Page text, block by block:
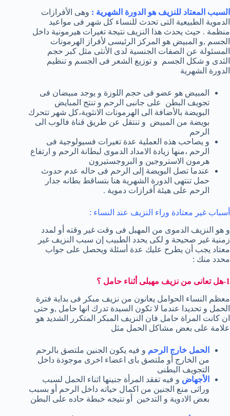
السبب المعتاد للنزيف هو الدورة الشهرية : وهى الأفرازات
الدموية الطبيعية التى تحدث للنساء كل شهر فى مواعيد
منظمة . حيث يحدث هذا النزيف نتيجة تغيرات هيرمونية داخل
الجسم ,و المبيض هو المركز الرئيسى لأفراز الهرمونات
المسئولة عن الصفات الجنسية لدى الأنثى مثل كبر حجم
الثدى و شكل الجسم و توزيع الشعر فى الجسم و تنظيم
الدورة الشهرية
المبيض هو عضو فى حجم اللوزة و يوجد مبيضان فى
تجويف البطن على جانبى الرحم و تنتج المبايض
البويضة بالأضافة الى الهرمونات الانثوية،كل شهر تتحرك
بويضة من المبيض و تنتقل عن طريق قناة فالوب الى
الرحم
و يصاحب هذه العملية عدة تغيرات فسيولوجية فى
الرحم ،منها زيادة الامداد الدموى لبطانة الرحم و ارتفاع
هرمون الاستروجين و البروجستيرون
عندما تصل البويضة إلى الرحم فى حاله عدم حدوث
حمل تنتهى الدورة الشهرية هنا بتساقط بطانه جدار
الرحم على هيئة أفرازات دموية .
أسباب غير معتادة وراء النزيف عند النساء :
و هو النزيف الدموى من المهبل فى وقت غير وقته أو لمدد
زمنية غير صحيحة و لكى يحدد الطبيب إن سبب النزيف غير
معتاد يجب أن يطرح عليك عدة أسئلة ويحصل على جواب
محدد منك :
1-هل تعانى من نزيف مهبلى أثناء حامل ؟
معظم النساء الحوامل يعانون من نزيف مبكر فى بداية فترة
الحمل و تحديدا عندما لا تكون السيدة تدرك انها حامل ,و حتى
ان كانت المراة حامل فان النزيف المبكر المتكرر الشديد هو
علامة على بعض مشاكل الحمل مثل
الحمل خارج الرحم و فيه يكون الجنين ملتصق بالرحم
من الخارج أو ملتصق باى اعضاء اخرى موجودة داخل
التجويف البطنى
الأجهاض و فيه تفقد المرأة جنينها اثناء الحمل لسبب
وراثى منع الجنين من اكمال حياته داخل الرحم أو بسبب
بعض الادوية و التدخين أو نتيجه خبطة حاده على البطن